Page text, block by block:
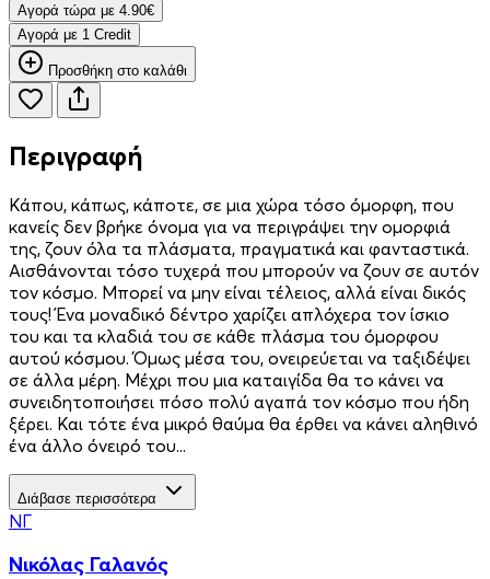
Aγορά τώρα με 4.90€
Aγορά με 1 Credit
Προσθήκη στο καλάθι
Περιγραφή
Κάπου, κάπως, κάποτε, σε μια χώρα τόσο όμορφη, που
κανείς δεν βρήκε όνομα για να περιγράψει την ομορφιά
της, ζουν όλα τα πλάσματα, πραγματικά και φανταστικά.
Αισθάνονται τόσο τυχερά που μπορούν να ζουν σε αυτόν
τον κόσμο. Μπορεί να μην είναι τέλειος, αλλά είναι δικός
τους! Ένα μοναδικό δέντρο χαρίζει απλόχερα τον ίσκιο
του και τα κλαδιά του σε κάθε πλάσμα του όμορφου
αυτού κόσμου. Όμως μέσα του, ονειρεύεται να ταξιδέψει
σε άλλα μέρη. Μέχρι που μια καταιγίδα θα το κάνει να
συνειδητοποιήσει πόσο πολύ αγαπά τον κόσμο που ήδη
ξέρει. Και τότε ένα μικρό θαύμα θα έρθει να κάνει αληθινό
ένα άλλο όνειρό του...
Διάβασε περισσότερα
ΝΓ
Νικόλας Γαλανός